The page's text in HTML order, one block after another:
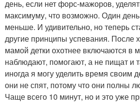
день, если нет форс-мажоров,
максимуму, что возможно. Один
меньше. И удивительно, но теперь
другие принципы успевания. После
мамой детки охотнее включаются в
наблюдают, помогают, а не пищат и
иногда я могу уделить время своим
они не спят, потому что они полны
Чаще всего 10 минут, но и это уже